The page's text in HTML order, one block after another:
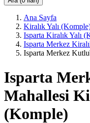
Ana Sayfa
Kiralık Yalı
Isparta Kiralık Yalı
Isparta Merkez
Isparta Merkez
Isparta
Mahallesi
(Komple)